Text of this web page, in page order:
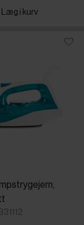
Læg i kurv